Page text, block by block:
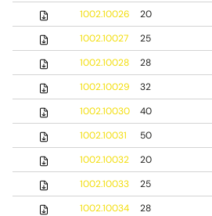
1002.10026
20
1002.10027
25
1002.10028
28
1002.10029
32
1002.10030
40
1002.10031
50
1002.10032
20
1002.10033
25
1002.10034
28